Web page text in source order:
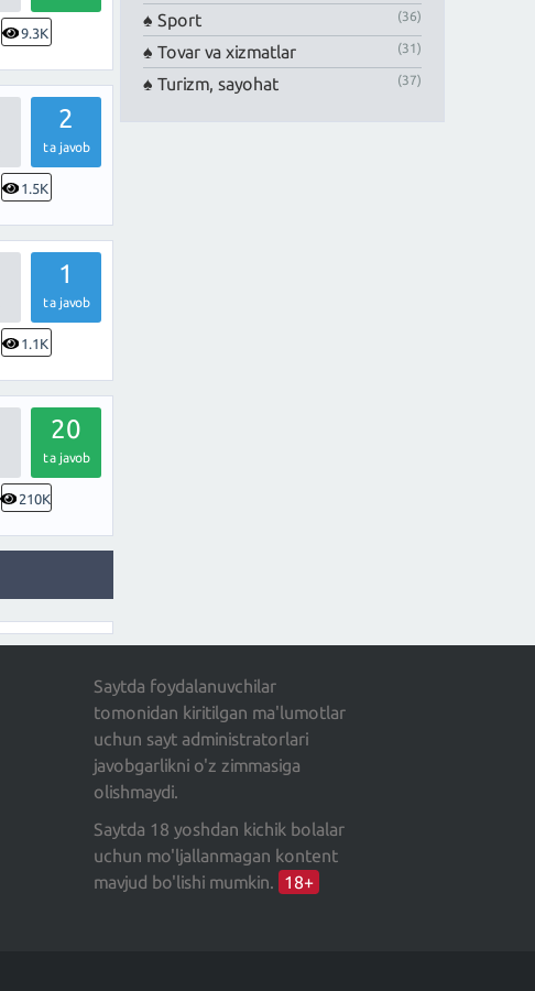
9.3K
2
ta javob
1.5K
1
ta javob
1.1K
20
ta javob
210K
Sport (36)
Tovar va xizmatlar (31)
Turizm, sayohat (37)
Saytda foydalanuvchilar
tomonidan kiritilgan ma'lumotlar
uchun sayt administratorlari
javobgarlikni o'z zimmasiga
olishmaydi.
Saytda 18 yoshdan kichik bolalar
uchun mo'ljallanmagan kontent
mavjud bo'lishi mumkin.
18+